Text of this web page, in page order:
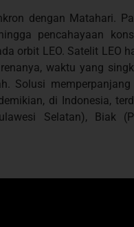
dengan Matahari.
pencahayaan
orbit LEO. Satelit LEO
waktu yang
Solusi
di Indonesia,
Selatan), Biak